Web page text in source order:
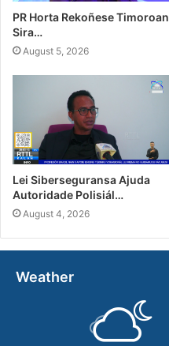
PR Horta Rekoñese Timoroan
Sira…
August 5, 2026
Lei Siberseguransa Ajuda
Autoridade Polisiál…
August 4, 2026
Weather